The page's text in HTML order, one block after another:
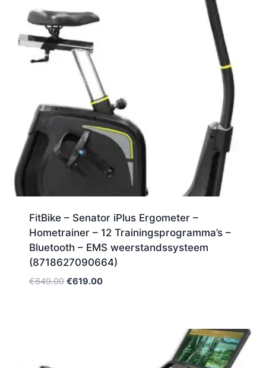
FitBike – Senator iPlus Ergometer –
Hometrainer – 12 Trainingsprogramma’s –
Bluetooth – EMS weerstandssysteem
(8718627090664)
€649.00 Oorspronkelijke
€619.00Huidige